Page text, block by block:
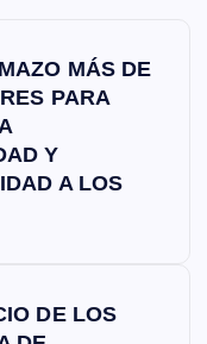
MÁS DE
PARA
Y
A LOS
DE LOS